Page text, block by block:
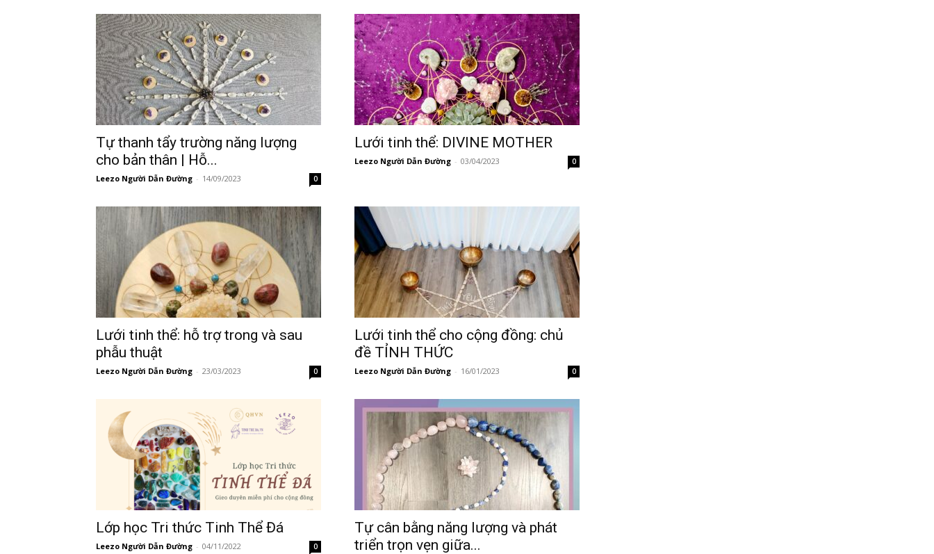
Tự thanh tẩy trường năng lượng
cho bản thân | Hỗ...
Leezo Người Dẫn Đường - 14/09/2023 0
Lưới tinh thể: DIVINE MOTHER
Leezo Người Dẫn Đường - 03/04/2023 0
Lưới tinh thể: hỗ trợ trong và sau
phẫu thuật
Leezo Người Dẫn Đường - 23/03/2023 0
Lưới tinh thể cho cộng đồng: chủ
đề TỈNH THỨC
Leezo Người Dẫn Đường - 16/01/2023 0
Lớp học Tri thức Tinh Thể Đá
Leezo Người Dẫn Đường - 04/11/2022 0
Tự cân bằng năng lượng và phát
triển trọn vẹn giữa...